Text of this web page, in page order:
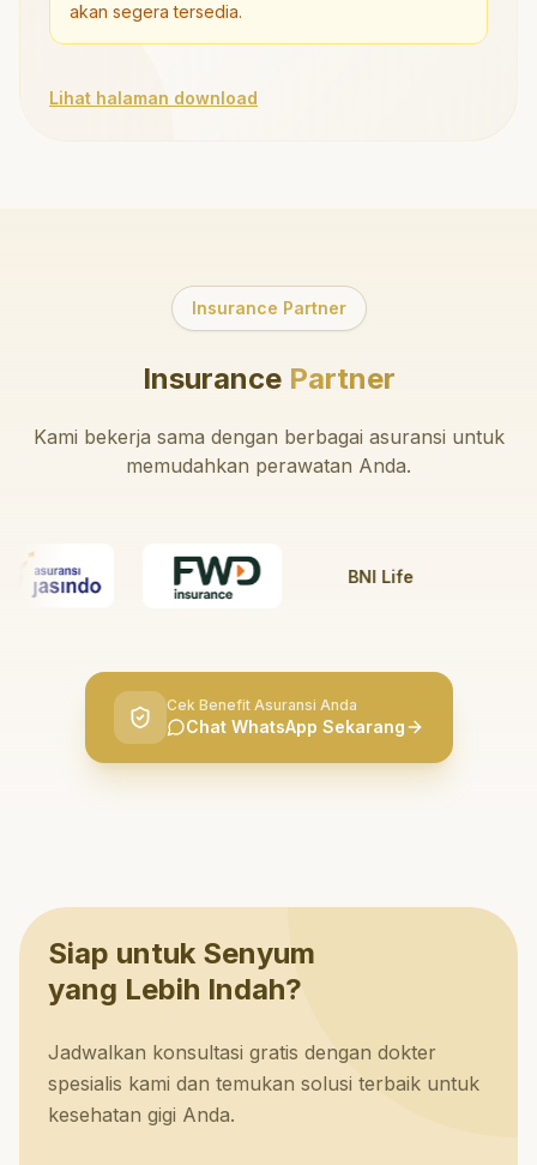
akan segera tersedia.
Lihat halaman download
Insurance Partner
InsurancePartner
Kami bekerja sama dengan berbagai asuransi untuk
memudahkan perawatan Anda.
BNI Life
Cek Benefit Asuransi Anda
Chat WhatsApp Sekarang
Siap untuk Senyum
yang Lebih Indah?
Jadwalkan konsultasi gratis dengan dokter
spesialis kami dan temukan solusi terbaik untuk
kesehatan gigi Anda.